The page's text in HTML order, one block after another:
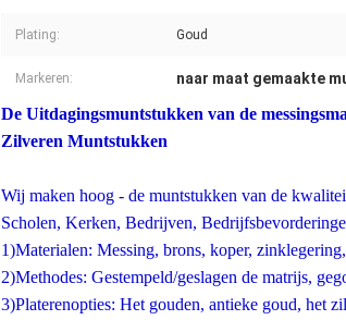
Plating: Goud
Markeren: naar maat gemaakte
De Uitdagingsmuntstukken van de
Zilveren Muntstukken
Wij maken hoog - de muntstukken van de
Scholen, Kerken, Bedrijven,
1)Materialen: Messing, brons, koper,
2)Methodes: Gestempeld/geslagen de matrijs,
3)Platerenopties: Het gouden, antieke goud, het